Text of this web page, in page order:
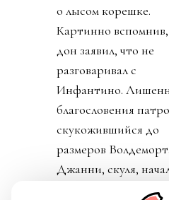
о лысом корешке.
Картинно вспомнив,
дон заявил, что не
разговаривал с
Инфантино.
благословения
скукожившийся до
размеров
Джанни, скуля,
репостить